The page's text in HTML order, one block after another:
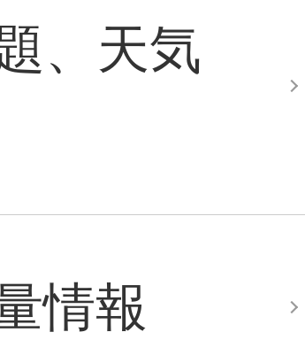
、天気
情報